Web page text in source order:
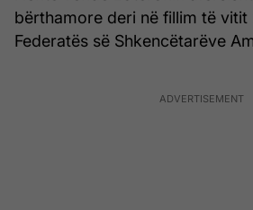
bërthamore deri në fillim të vitit
Federatës së Shkencëtarëve